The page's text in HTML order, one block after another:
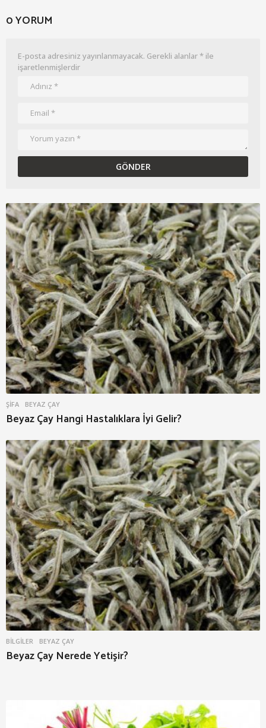
0 YORUM
E-posta adresiniz yayınlanmayacak. Gerekli alanlar* ile
işaretlenmişlerdir
ŞIFA BEYAZ ÇAY
Beyaz Çay Hangi Hastalıklara İyi Gelir?
BILGILER BEYAZ ÇAY
Beyaz Çay Nerede Yetişir?